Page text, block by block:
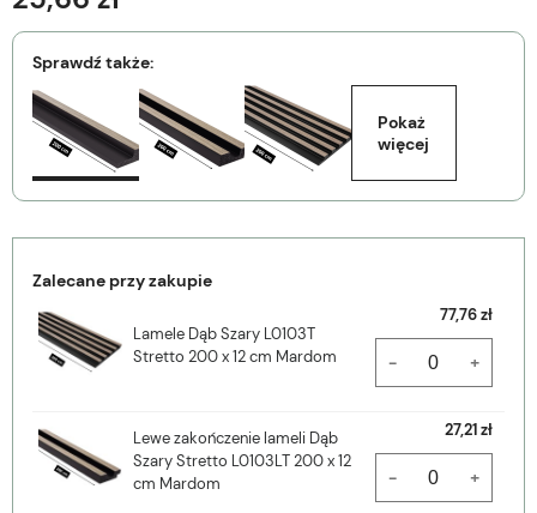
Sprawdź także:
Pokaż
więcej
Zalecane przy zakupie
Lamele Dąb Szary L0103T
Stretto 200 x 12 cm Mardom
77,76 zł
- +
Lewe zakończenie lameli Dąb
Szary Stretto L0103LT 200 x 12
cm Mardom
27,21 zł
- +